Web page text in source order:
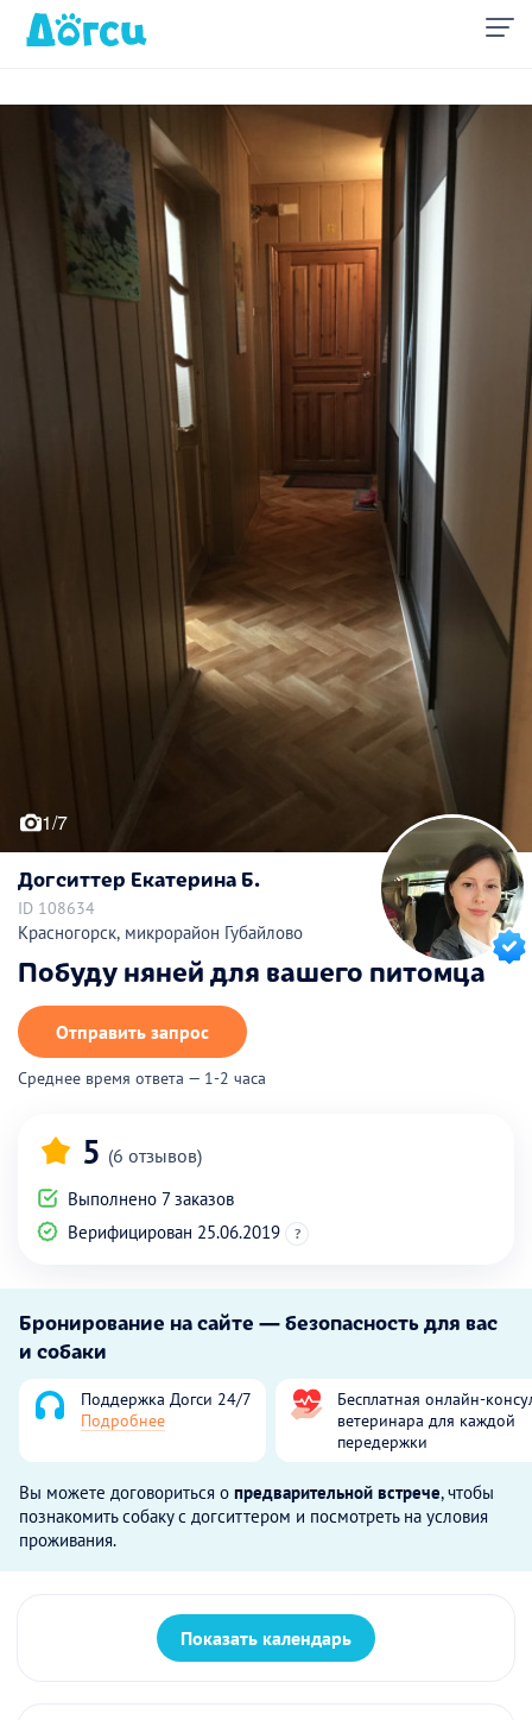
1/7
Догситтер Екатерина Б.
ID 108634
Красногорск, микрорайон Губайлово
Побуду няней для вашего питомца
Отправить запрос
Среднее время ответа — 1-2 часа
5 (6 отзывов)
Выполнено 7 заказов
Верифицирован 25.06.2019
?
Бронирование на сайте — безопасность для вас
и собаки
Поддержка Догси 24/7
Подробнее
Бесплатная онлайн-
ветеринара для каждой
передержки
Вы можете договориться о предварительной встрече, чтобы
познакомить собаку с догситтером и посмотреть на условия
проживания.
Показать календарь